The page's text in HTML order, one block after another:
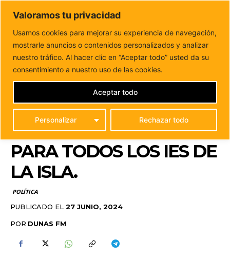
Valoramos tu privacidad
Usamos cookies para mejorar su experiencia de navegación,
mostrarle anuncios o contenidos personalizados y analizar
nuestro tráfico. Al hacer clic en “Aceptar todo” usted da su
consentimiento a nuestro uso de las cookies.
Personalizar Rechazar todo
Aceptar todo
DUNAS FM
Tu informacion de forma cercana
Inicio POLÍTICA
Siete nuevos ciclos para Fuerteventura y
Formación Profesional Básica para todos los...
SIETE NUEVOS CICLOS
PARA FUERTEVENTURA
Y FORMACIÓN
PROFESIONAL BÁSICA
PARA TODOS LOS IES DE
LA ISLA.
POLÍTICA
PUBLICADO EL 27 JUNIO, 2024
POR DUNAS FM